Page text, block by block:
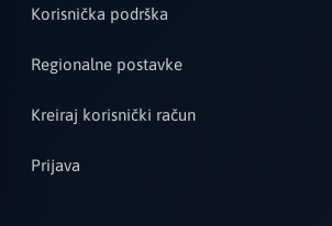
Korisnička podrška
Regionalne postavke
Kreiraj korisnički račun
Prijava